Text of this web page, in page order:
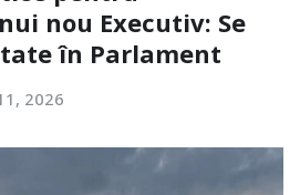
nou Executiv: Se
în Parlament
2026